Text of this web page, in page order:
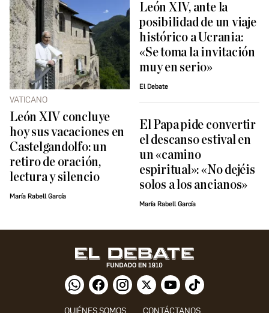
VATICANO
León XIV concluye
hoy sus vacaciones en
Castelgandolfo: un
retiro de oración,
lectura y silencio
María Rabell García
León XIV, ante la
posibilidad de un viaje
histórico a Ucrania:
«Se toma la invitación
muy en serio»
El Debate
El Papa pide convertir
el descanso estival en
un «camino
espiritual»: «No dejéis
solos a los ancianos»
María Rabell García